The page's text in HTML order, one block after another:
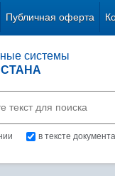
Публичная оферта
системы
в тексте документа